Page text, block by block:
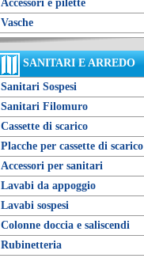
Accessori e pilette
Vasche
SANITARI E ARREDO
Sanitari Sospesi
Sanitari Filomuro
Cassette di scarico
Placche per cassette di scarico
Accessori per sanitari
Lavabi da appoggio
Lavabi sospesi
Colonne doccia e saliscendi
Rubinetteria